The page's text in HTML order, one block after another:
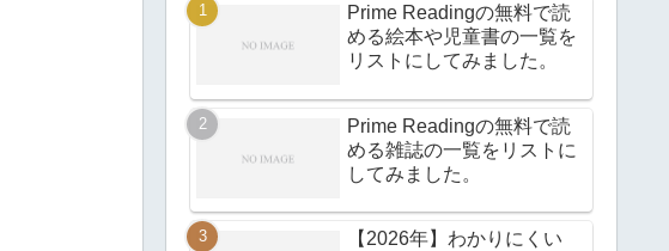
Prime Readingの無料で読
める絵本や児童書の一覧を
リストにしてみました。
Prime Readingの無料で読
める雑誌の一覧をリストに
してみました。
【2026年】わかりにくい